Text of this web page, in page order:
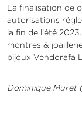
La finalisation de
autorisations
la fin de l’été
montres &
bijoux Vendorafa
Dominique Muret